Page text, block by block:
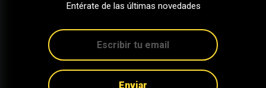
Entérate de las últimas novedades
Enviar